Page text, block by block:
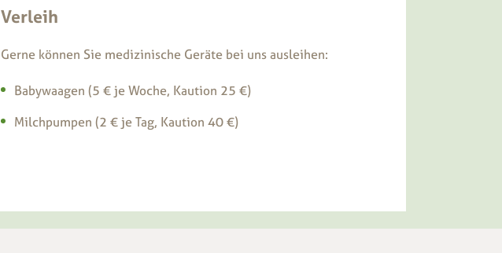
Verleih
Gerne können Sie medizinische Geräte bei uns ausleihen:
Babywaagen (5 € je Woche, Kaution 25 €)
Milchpumpen (2 € je Tag, Kaution 40 €)